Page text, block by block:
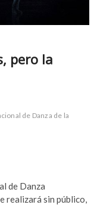
pero la
de Danza de la
de Danza
realizará sin público,